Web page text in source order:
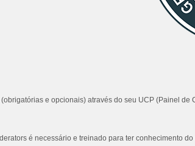
e opcionais) através do seu UCP (Painel de
é necessário e treinado para ter conhecimento